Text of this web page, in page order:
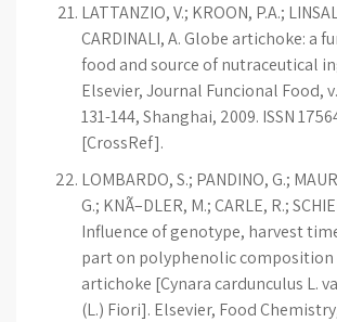
LATTANZIO, V.; KROON, P.A.;
CARDINALI, A. Globe artichoke: a
food and source of nutraceutical
Elsevier, Journal Funcional Food,
131-144, Shanghai, 2009. ISSN
[CrossRef].
LOMBARDO, S.; PANDINO, G.;
G.; KNÃ–DLER, M.; CARLE, R.;
Influence of genotype, harvest
part on polyphenolic
artichoke [Cynara cardunculus L.
(L.) Fiori]. Elsevier, Food